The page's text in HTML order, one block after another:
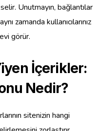
Unutmayın, bağlantılar
zamanda kullanıcılarınız
görür.
İçerikler:
Nedir?
sitenizin hangi